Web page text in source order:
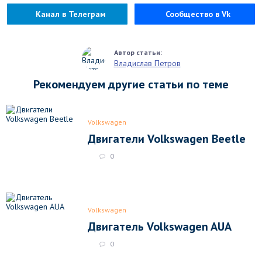
Канал в Телеграм Сообщество в Vk
Владислав Петров
Рекомендуем другие статьи по теме
Volkswagen
Двигатели Volkswagen Beetle
0
Volkswagen
Двигатель Volkswagen AUA
0